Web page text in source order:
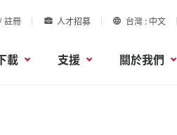
註冊 人才招募 台灣 中文
載 支援 關於我們